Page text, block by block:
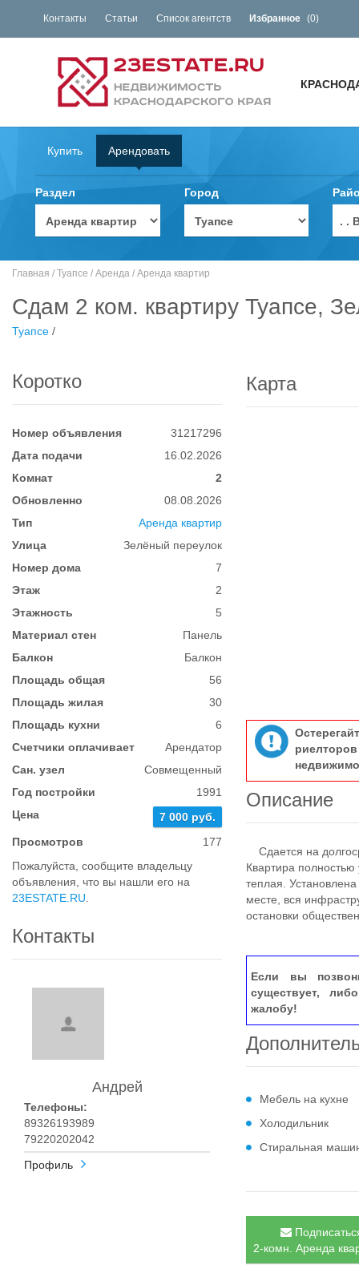
Контакты Статьи Список агентств Избранное (0)
Купить Арендовать
Раздел Город
. .
Главная / Туапсе / Аренда / Аренда квартир
Сдам 2 ком. квартиру Туапсе,
Туапсе /
Коротко
Номер объявления
31217296
Дата подачи
16.02.2026
Комнат
2
Обновленно
08.08.2026
Тип
Аренда квартир
Улица
Зелёный переулок
Номер дома
7
Этаж
2
Этажность
5
Материал стен
Панель
Балкон
Балкон
Площадь общая
56
Площадь жилая
30
Площадь кухни
6
Счетчики оплачивает
Арендатор
Сан. узел
Совмещенный
Год постройки
1991
Цена
7 000 руб.
Просмотров
177
Пожалуйста, сообщите владельцу
объявления, что вы нашли его на
23ESTATE.RU
Контакты
Андрей
Телефоны:
89326193989
79220202042
Профиль
Карта
Описание
Сдается на
Квартира
теплая.
месте, вся
остановки
Если вы
существует,
жалобу!
Мебель на кухне
Холодильник
Стиральная
2-комн. Аренда